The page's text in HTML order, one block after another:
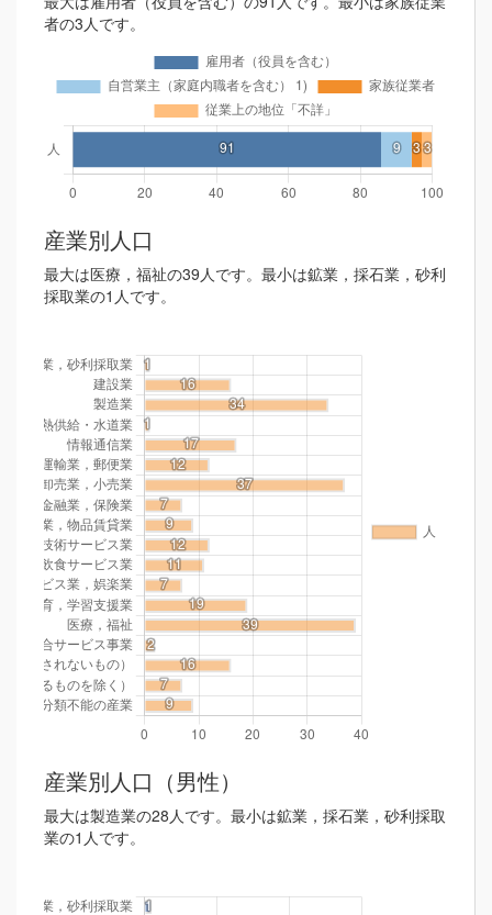
者の3人です。
産業別人口
最大は医療，福祉の39人です。最小は鉱業，採石業，砂利
採取業の1人です。
産業別人口（男性）
最大は製造業の28人です。最小は鉱業，採石業，砂利採取
業の1人です。